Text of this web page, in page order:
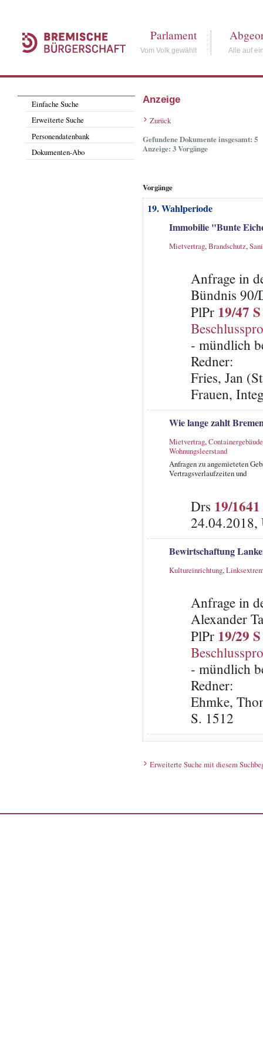
Parlament
Vom Volk gewählt Alle auf
Einfache Suche
Erweiterte Suche
Personendatenbank
Dokumenten-Abo
Anzeige
Zurück
Gefundene Dokumente insgesamt: 5
Anzeige: 3 Vorgänge
Vorgänge
19. Wahlperiode
Immobilie "Bunte
Mietvertrag,Brandschutz,
Anfrage in
Bündnis 90/
PlPr 19/47 S
- mündlich
Redner:
Fries, Jan
Frauen,
Wie lange zahlt
Mietvertrag,Containergebäude
Wohnungsleerstand
Anfragen zu angemieteten
Vertragsverlaufzeiten und
Drs 19/1641
24.04.2018,
Bewirtschaftung
Kultureinrichtung,
Anfrage in
Alexander
PlPr 19/29 S
- mündlich
Redner:
Ehmke,
S. 1512
Erweiterte Suche mit diesem